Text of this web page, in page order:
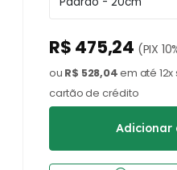
R$ 475,24 (PIX
ou R$ 528,04em até
cartão de crédito